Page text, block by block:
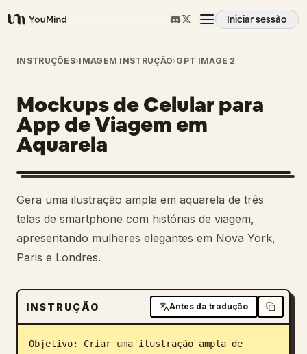
YouMind
Iniciar sessão
Visão geral
Casos de uso
Habilidades
Prompts
Preços
Blogue
INSTRUÇÕES›IMAGEM INSTRUÇÃO›GPT IMAGE 2
Mockups de Celular para
App de Viagem em
Aquarela
Gera uma ilustração ampla em aquarela de três
telas de smartphone com histórias de viagem,
apresentando mulheres elegantes em Nova York,
Paris e Londres.
INSTRUÇÃO Antes da tradução
Objetivo: Criar uma ilustração ampla de